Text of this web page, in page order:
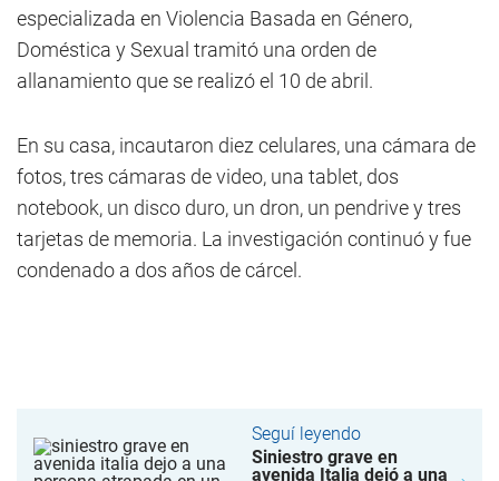
especializada en Violencia Basada en Género,
Doméstica y Sexual tramitó una orden de
allanamiento que se realizó el 10 de abril.
En su casa, incautaron diez celulares, una cámara de
fotos, tres cámaras de video, una tablet, dos
notebook, un disco duro, un dron, un pendrive y tres
tarjetas de memoria. La investigación continuó y fue
condenado a dos años de cárcel.
Seguí leyendo
Siniestro grave en
avenida Italia dejó a una